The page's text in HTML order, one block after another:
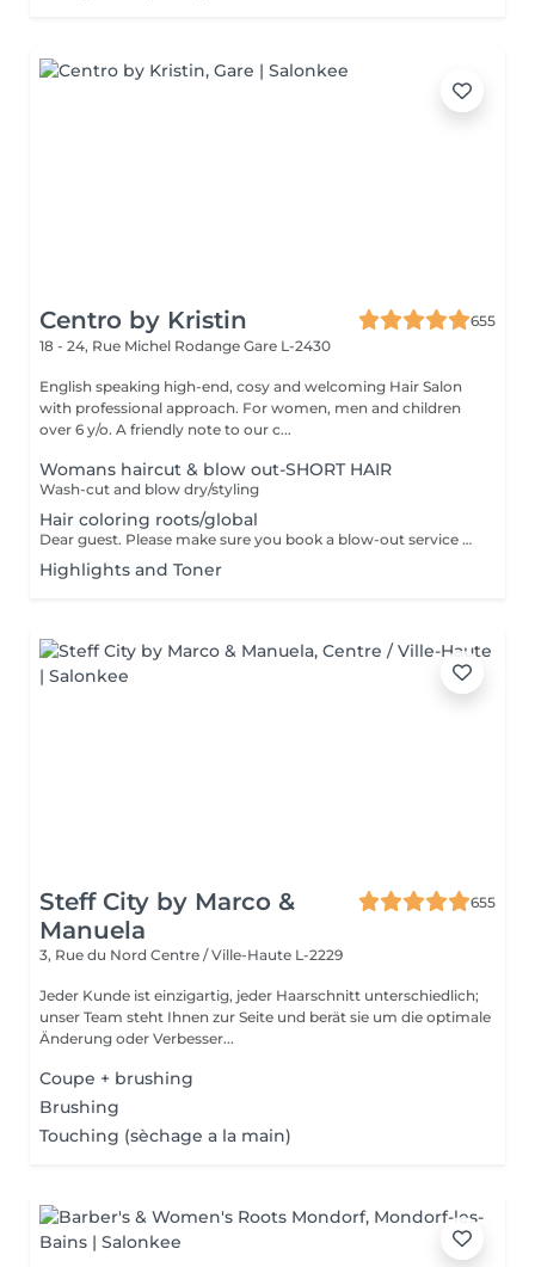
Centro by Kristin
655
18 - 24, Rue Michel Rodange Gare L-2430
English speaking high-end, cosy and welcoming Hair Salon
with professional approach. For women, men and children
over 6 y/o. A friendly note to our c...
Womans haircut & blow out-SHORT HAIR
Wash-cut and blow dry/styling
Hair coloring roots/global
Dear guest. Please make sure you book a blow-out service after your color service, that is additional 30 minutes to the total service. Thank you for understanding. Team Centro
Highlights and Toner
Steff City by Marco &
Manuela
655
3, Rue du Nord Centre / Ville-Haute L-2229
Jeder Kunde ist einzigartig, jeder Haarschnitt unterschiedlich;
unser Team steht Ihnen zur Seite und berät sie um die optimale
Änderung oder Verbesser...
Coupe + brushing
Brushing
Touching (sèchage a la main)